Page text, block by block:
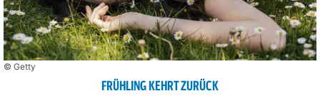
© Getty
FRÜHLING KEHRT ZURÜCK